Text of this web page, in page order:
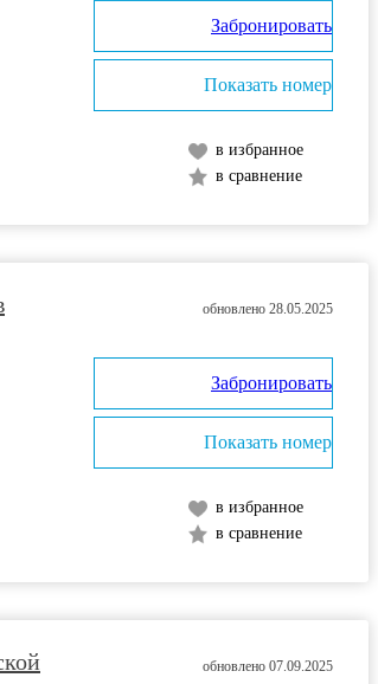
в избранное
в сравнение
Забронировать
Показать номер
обновлено 28.05.2025
в избранное
в сравнение
Забронировать
Показать номер
обновлено 07.09.2025